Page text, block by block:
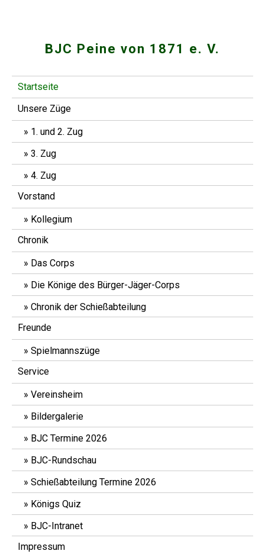
BJC Peine von 1871 e. V.
Startseite
Unsere Züge
1. und 2. Zug
3. Zug
4. Zug
Vorstand
Kollegium
Chronik
Das Corps
Die Könige des Bürger-Jäger-Corps
Chronik der Schießabteilung
Freunde
Spielmannszüge
Service
Vereinsheim
Bildergalerie
BJC Termine 2026
BJC-Rundschau
Schießabteilung Termine 2026
Königs Quiz
BJC-Intranet
Impressum